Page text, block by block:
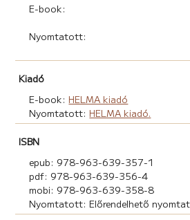
E-book:
Nyomtatott:
Kiadó
E-book: HELMA kiadó
Nyomtatott: HELMA kiadó.
ISBN
epub: 978-963-639-357-1
pdf: 978-963-639-356-4
mobi: 978-963-639-358-8
Nyomtatott: Előrendelhető